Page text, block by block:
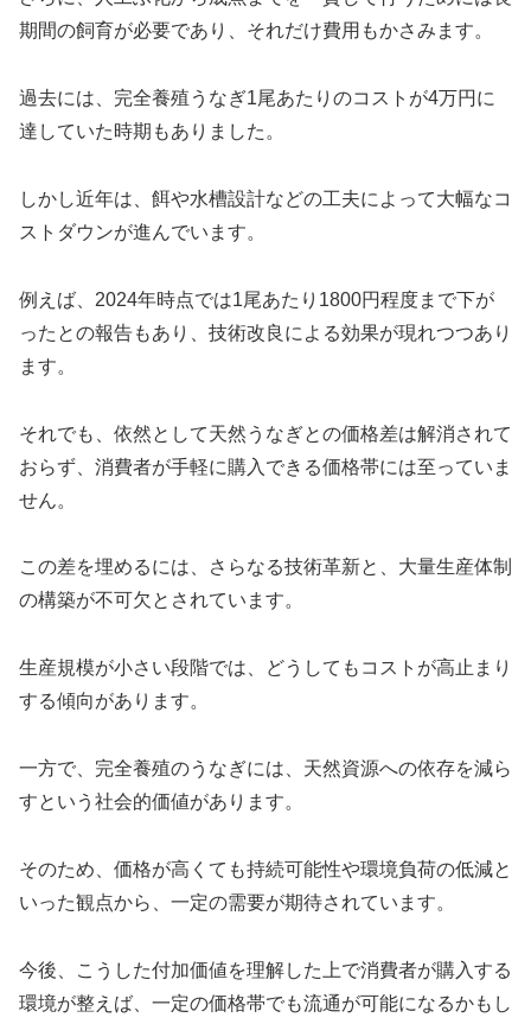
期間の飼育が必要であり、それだけ費用もかさみます。
過去には、完全養殖うなぎ1尾あたりのコストが4万円に
達していた時期もありました。
しかし近年は、餌や水槽設計などの工夫によって大幅なコ
ストダウンが進んでいます。
例えば、2024年時点では1尾あたり1800円程度まで下が
ったとの報告もあり、技術改良による効果が現れつつあり
ます。
それでも、依然として天然うなぎとの価格差は解消されて
おらず、消費者が手軽に購入できる価格帯には至っていま
せん。
この差を埋めるには、さらなる技術革新と、大量生産体制
の構築が不可欠とされています。
生産規模が小さい段階では、どうしてもコストが高止まり
する傾向があります。
一方で、完全養殖のうなぎには、天然資源への依存を減ら
すという社会的価値があります。
そのため、価格が高くても持続可能性や環境負荷の低減と
いった観点から、一定の需要が期待されています。
今後、こうした付加価値を理解した上で消費者が購入する
環境が整えば、一定の価格帯でも流通が可能になるかもし